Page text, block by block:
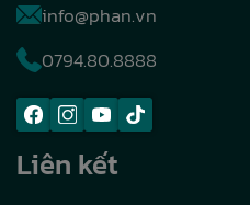
info@phan.vn
0794.80.8888
Liên kết